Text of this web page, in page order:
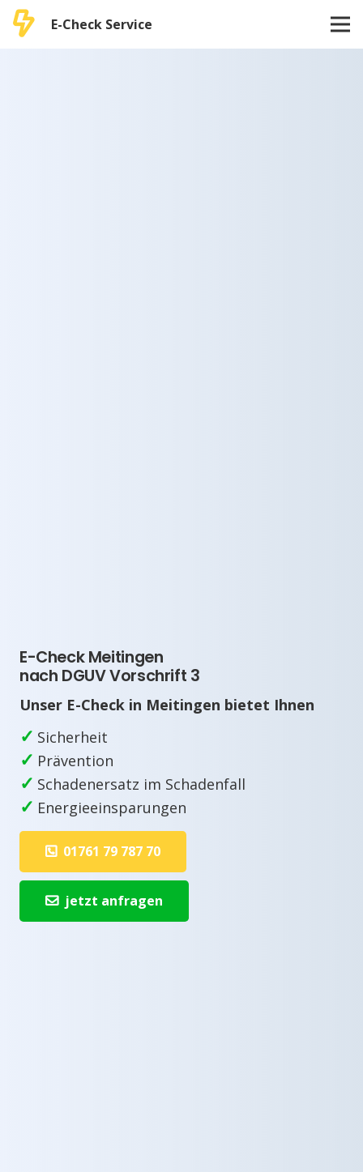
E-Check Service
E-Check Meitingen
nach DGUV Vorschrift 3
Unser E-Check in Meitingen bietet Ihnen
✓ Sicherheit
✓ Prävention
✓ Schadenersatz im Schadenfall
✓ Energieeinsparungen
01761 79 787 70
jetzt anfragen